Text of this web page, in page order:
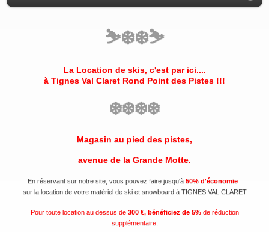
⛷️❄️❄️⛷️
La Location de skis, c'est par ici....
à Tignes Val Claret Rond Point des Pistes !!!
❄️❄️❄️❄️
Magasin au pied des pistes,
avenue de la Grande Motte.
En réservant sur notre site, vous pouvez faire jusqu'à 50% d'économie
sur la location de votre matériel de ski et snowboard à TIGNES VAL CLARET
Pour toute location au dessus de 300 €, bénéficiez de 5%de réduction
supplémentaire,